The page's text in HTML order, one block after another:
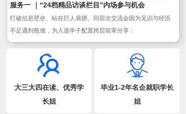
服务一 ｜“24档精品访谈栏目”内场参与机会
打破信息壁垒、站在巨人肩膀。同层次交流会因为见识与经历
大三大四在读、优秀学
长姐
毕业1-2年名企就职学长
姐